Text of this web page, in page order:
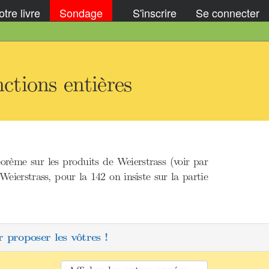
livre Sondage S'inscrire Se connecter
entières
sur les produits de Weierstrass (voir par
pour la 142 on insiste sur la partie
proposer les vôtres !